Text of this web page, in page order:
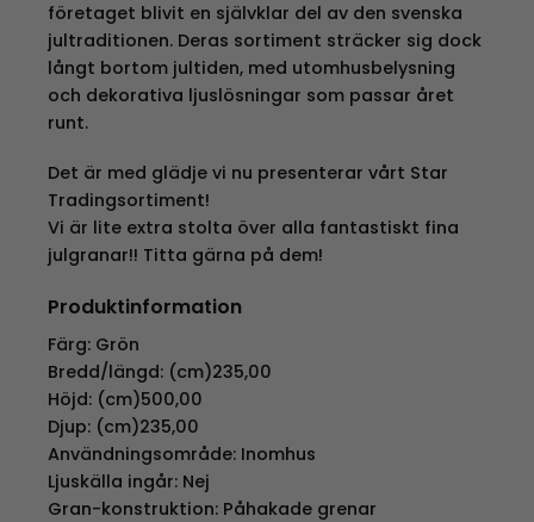
företaget blivit en självklar del av den svenska
jultraditionen. Deras sortiment sträcker sig dock
långt bortom jultiden, med utomhusbelysning
och dekorativa ljuslösningar som passar året
runt.
Det är med glädje vi nu presenterar vårt Star
Tradingsortiment!
Vi är lite extra stolta över alla fantastiskt fina
julgranar!! Titta gärna på dem!
Produktinformation
Färg: Grön
Bredd/längd: (cm)235,00
Höjd: (cm)500,00
Djup: (cm)235,00
Användningsområde: Inomhus
Ljuskälla ingår: Nej
Gran-konstruktion: Påhakade grenar